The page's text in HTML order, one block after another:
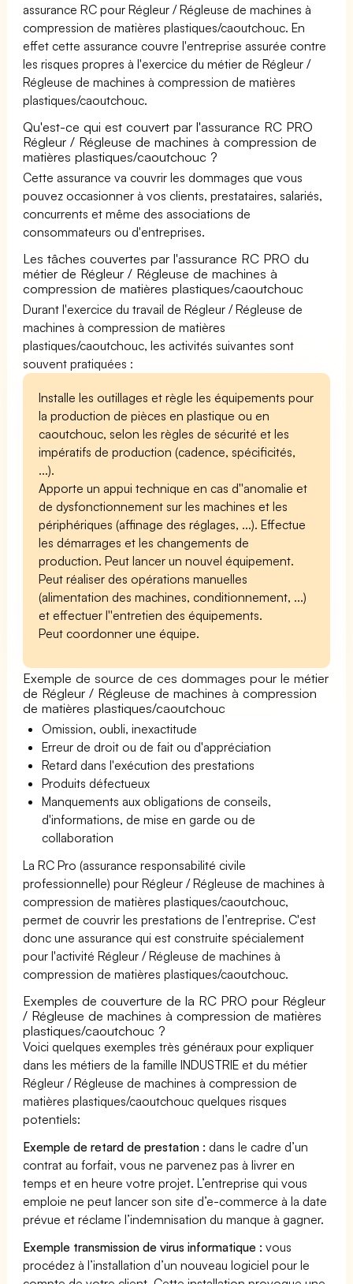
assurance RC pour Régleur / Régleuse de machines à
compression de matières plastiques/caoutchouc. En
effet cette assurance couvre l'entreprise assurée contre
les risques propres à l'exercice du métier de Régleur /
Régleuse de machines à compression de matières
plastiques/caoutchouc.
Qu'est-ce qui est couvert par l'assurance RC PRO
Régleur / Régleuse de machines à compression de
matières plastiques/caoutchouc ?
Cette assurance va couvrir les dommages que vous
pouvez occasionner à vos clients, prestataires, salariés,
concurrents et même des associations de
consommateurs ou d'entreprises.
Les tâches couvertes par l'assurance RC PRO du
métier de Régleur / Régleuse de machines à
compression de matières plastiques/caoutchouc
Durant l'exercice du travail de Régleur / Régleuse de
machines à compression de matières
plastiques/caoutchouc, les activités suivantes sont
souvent pratiquées :
Installe les outillages et règle les équipements pour
la production de pièces en plastique ou en
caoutchouc, selon les règles de sécurité et les
impératifs de production (cadence, spécificités,
...).
Apporte un appui technique en cas d''anomalie et
de dysfonctionnement sur les machines et les
périphériques (affinage des réglages, ...). Effectue
les démarrages et les changements de
production. Peut lancer un nouvel équipement.
Peut réaliser des opérations manuelles
(alimentation des machines, conditionnement, ...)
et effectuer l''entretien des équipements.
Peut coordonner une équipe.
Exemple de source de ces dommages pour le métier
de Régleur / Régleuse de machines à compression
de matières plastiques/caoutchouc
Omission, oubli, inexactitude
Erreur de droit ou de fait ou d'appréciation
Retard dans l'exécution des prestations
Produits défectueux
Manquements aux obligations de conseils,
d'informations, de mise en garde ou de
collaboration
La RC Pro (assurance responsabilité civile
professionnelle) pour Régleur / Régleuse de machines à
compression de matières plastiques/caoutchouc,
permet de couvrir les prestations de l’entreprise. C'est
donc une assurance qui est construite spécialement
pour l'activité Régleur / Régleuse de machines à
compression de matières plastiques/caoutchouc.
Exemples de couverture de la RC PRO pour Régleur
/ Régleuse de machines à compression de matières
plastiques/caoutchouc ?
Voici quelques exemples très généraux pour expliquer
dans les métiers de la famille INDUSTRIE et du métier
Régleur / Régleuse de machines à compression de
matières plastiques/caoutchouc quelques risques
potentiels:
Exemple de retard de prestation : dans le cadre d’un
contrat au forfait, vous ne parvenez pas à livrer en
temps et en heure votre projet. L’entreprise qui vous
emploie ne peut lancer son site d’e-commerce à la date
prévue et réclame l’indemnisation du manque à gagner.
Exemple transmission de virus informatique : vous
procédez à l’installation d’un nouveau logiciel pour le